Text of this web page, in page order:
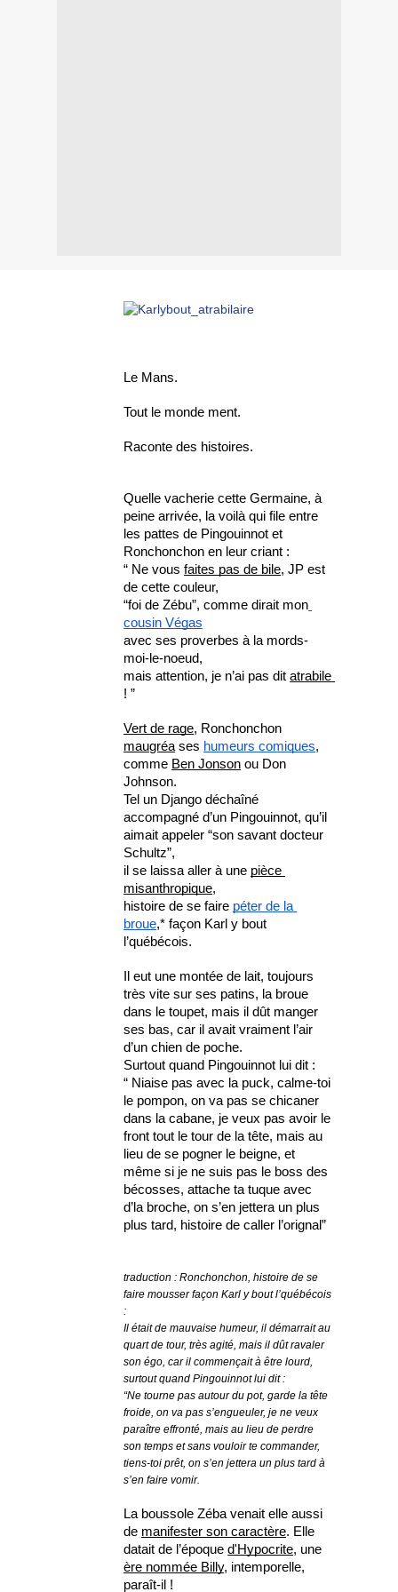
Le Mans.
Tout le monde ment.
Raconte des histoires.
Quelle vacherie cette Germaine, à
peine arrivée, la voilà qui file entre
les pattes de Pingouinnot et
Ronchonchon en leur criant :
“ Ne vous faites pas de bile, JP est
de cette couleur,
“foi de Zébu”, comme dirait mon
cousin Végas
avec ses proverbes à la mords-
moi-le-noeud,
mais attention, je n’ai pas dit
! ”
Vert de rage
maugréa ses humeurs comiques,
comme Ben Jonson ou Don
Johnson.
Tel un Django déchaîné
accompagné d’un Pingouinnot, qu’il
aimait appeler “son savant docteur
Schultz”,
il se laissa aller à une pièce
misanthropique,
histoire de se faire péter de la
broue,* façon Karl y bout
l’québécois.
Il eut une montée de lait, toujours
très vite sur ses patins, la broue
dans le toupet, mais il dût manger
ses bas, car il avait vraiment l’air
d’un chien de poche.
Surtout quand Pingouinnot lui dit :
“ Niaise pas avec la puck, calme-toi
le pompon, on va pas se chicaner
dans la cabane, je veux pas avoir le
front tout le tour de la tête, mais au
lieu de se pogner le beigne, et
même si je ne suis pas le boss des
bécosses, attache ta tuque avec
d’la broche, on s’en jettera un plus
plus tard, histoire de caller l’orignal”
traduction : Ronchonchon, histoire de se
faire mousser façon Karl y bout l’québécois
:
Il était de mauvaise humeur, il démarrait au
quart de tour, très agité, mais il dût ravaler
son égo, car il commençait à être lourd,
surtout quand Pingouinnot lui dit :
“Ne tourne pas autour du pot, garde la tête
froide, on va pas s’engueuler, je ne veux
paraître effronté, mais au lieu de perdre
son temps et sans vouloir te commander,
tiens-toi prêt, on s’en jettera un plus tard à
s’en faire vomir.
La boussole Zéba venait elle aussi
de manifester son caractère. Elle
datait de l’époque d'Hypocrite
ère nommée Billy, intemporelle,
paraît-il !